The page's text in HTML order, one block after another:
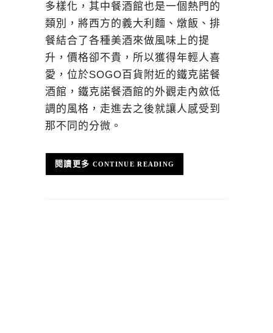
多樣化，其中餐酒館也是一個熱門的
類別，將西方的義大利麵、燉飯、排
餐結合了各種美酒來做風味上的提
升，價格卻不貴，所以獲得年輕人喜
愛，位於SOGO百貨附近的鐵克諾餐
酒館，鐵克諾餐酒館的外觀走內斂低
調的風格，走進去之後就讓人感受到
那不同的分微。
CONTINUE READING